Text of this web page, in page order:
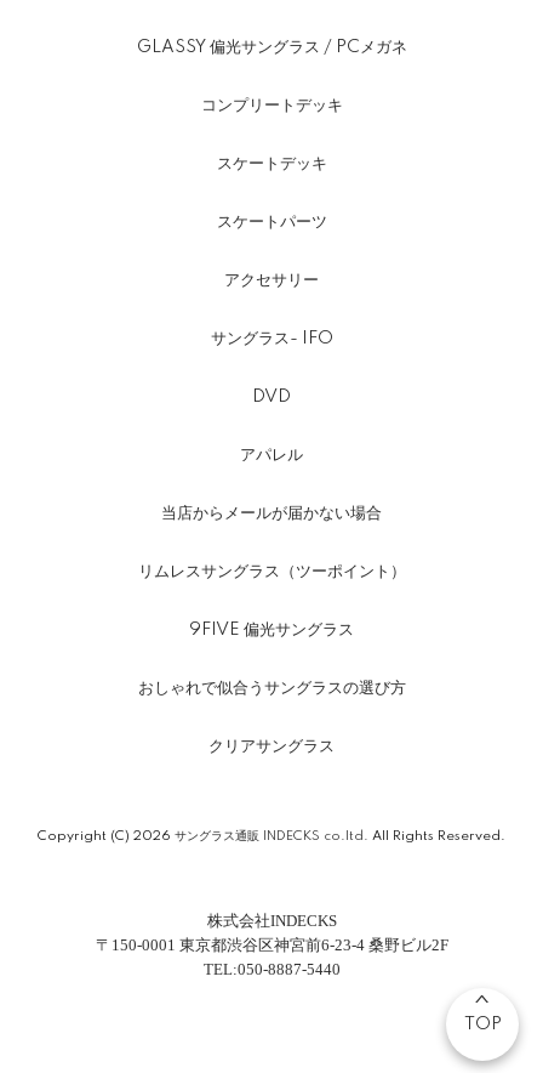
GLASSY 偏光サングラス / PCメガネ
コンプリートデッキ
スケートデッキ
スケートパーツ
アクセサリー
サングラス- IFO
DVD
アパレル
当店からメールが届かない場合
リムレスサングラス（ツーポイント）
9FIVE 偏光サングラス
おしゃれで似合うサングラスの選び方
クリアサングラス
株式会社INDECKS
〒150-0001 東京都渋谷区神宮前6-23-4 桑野ビル2F
TEL:050-8887-5440
Copyright (C) 2026 サングラス通販 INDECKS co.ltd. All Rights Reserved.
TOP